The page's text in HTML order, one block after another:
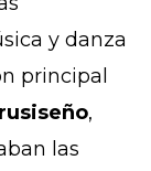
y danza
principal
,
las